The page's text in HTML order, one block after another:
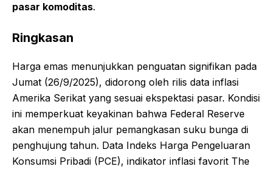
pasar komoditas.
Ringkasan
Harga emas menunjukkan penguatan signifikan pada
Jumat (26/9/2025), didorong oleh rilis data inflasi
Amerika Serikat yang sesuai ekspektasi pasar. Kondisi
ini memperkuat keyakinan bahwa Federal Reserve
akan menempuh jalur pemangkasan suku bunga di
penghujung tahun. Data Indeks Harga Pengeluaran
Konsumsi Pribadi (PCE), indikator inflasi favorit The